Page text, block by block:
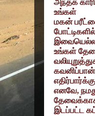
அந்தக்
உங்கள்
மகன்
உங்கள்
கவனிப்பான்
எனவே,
இடப்பட்ட